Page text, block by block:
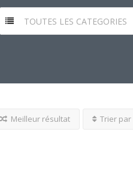
TOUTES LES CATEGORIES
Meilleur résultat Trier par